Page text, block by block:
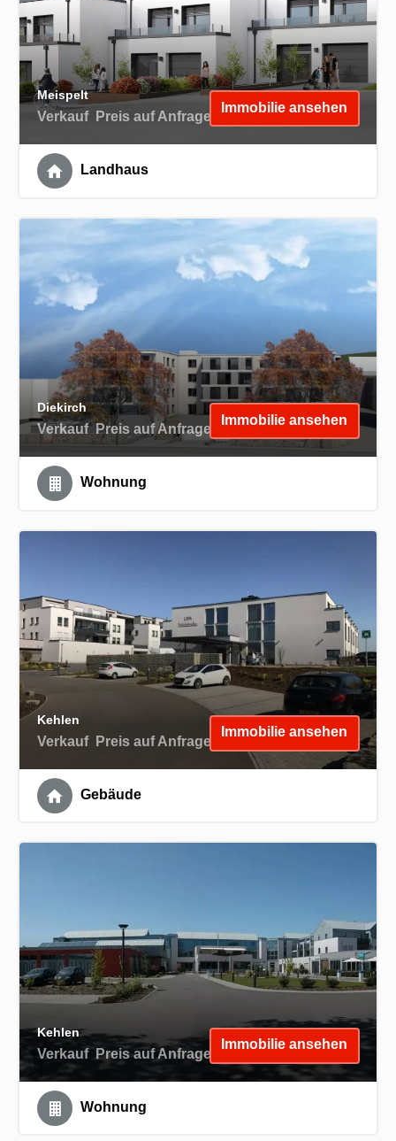
Meispelt
Verkauf Preis auf Anfrage
Immobilie ansehen
Landhaus
Diekirch
Verkauf Preis auf Anfrage
Immobilie ansehen
Wohnung
Kehlen
Verkauf Preis auf Anfrage
Immobilie ansehen
Gebäude
Kehlen
Verkauf Preis auf Anfrage
Immobilie ansehen
Wohnung